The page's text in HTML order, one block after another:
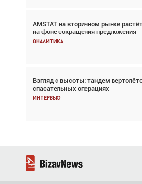
AMSTAT: на вторичном рынке
на фоне сокращения предложения
Аналитика
Взгляд с высоты: тандем
спасательных операциях
Интервью
Проблемы с цепочками поставок
Аналитика
Частный самолёт – это актив.
покупке соответствующим образом
Интервью